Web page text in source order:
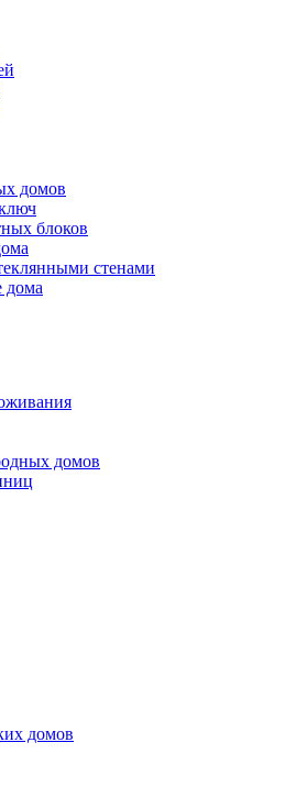
домов
блоков
стенами
дома
домов
домов